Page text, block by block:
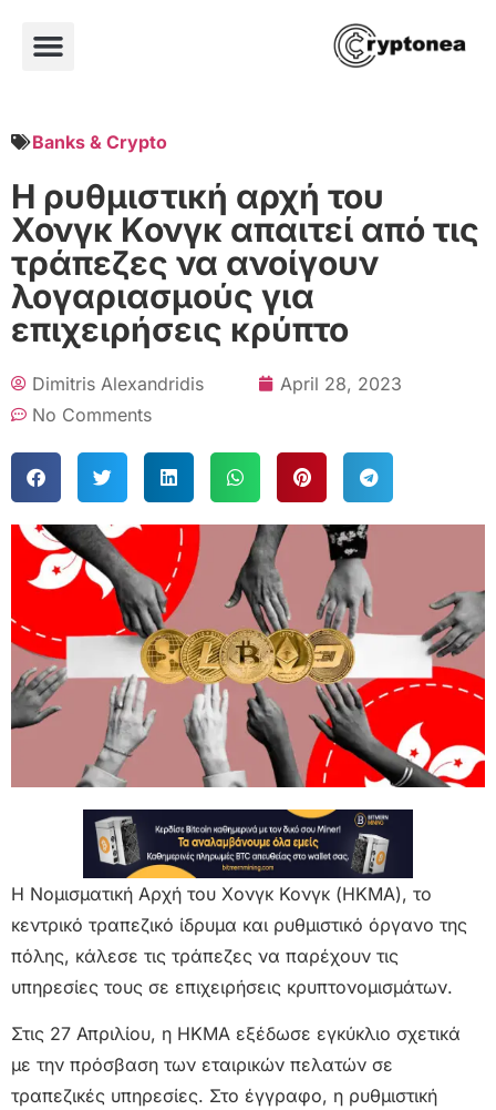
Banks & Crypto
Η ρυθμιστική αρχή του
Χονγκ Κονγκ απαιτεί από τις
τράπεζες να ανοίγουν
λογαριασμούς για
επιχειρήσεις κρύπτο
Dimitris Alexandridis
April 28, 2023
No Comments
Η Νομισματική Αρχή του Χονγκ Κονγκ (HKMA), το
κεντρικό τραπεζικό ίδρυμα και ρυθμιστικό όργανο της
πόλης, κάλεσε τις τράπεζες να παρέχουν τις
υπηρεσίες τους σε επιχειρήσεις κρυπτονομισμάτων.
Στις 27 Απριλίου, η HKMA εξέδωσε εγκύκλιο σχετικά
με την πρόσβαση των εταιρικών πελατών σε
τραπεζικές υπηρεσίες. Στο έγγραφο, η ρυθμιστική